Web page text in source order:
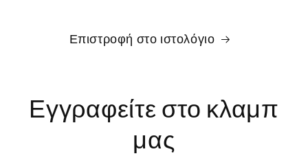
Επιστροφή στο ιστολόγιο
Εγγραφείτε στο κλαμπ
μας